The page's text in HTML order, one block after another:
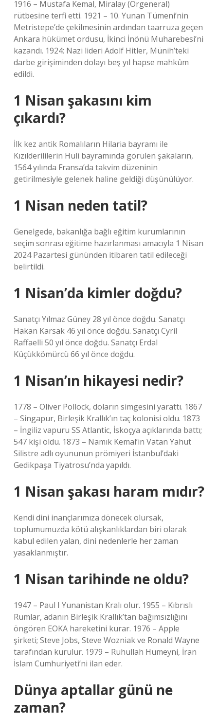
1916 – Mustafa Kemal, Miralay (Orgeneral)
rütbesine terfi etti. 1921 – 10. Yunan Tümeni’nin
Metristepe’de çekilmesinin ardından taarruza geçen
Ankara hükümet ordusu, İkinci İnönü Muharebesi’ni
kazandı. 1924: Nazi lideri Adolf Hitler, Münih’teki
darbe girişiminden dolayı beş yıl hapse mahkûm
edildi.
1 Nisan şakasını kim
çıkardı?
İlk kez antik Romalıların Hilaria bayramı ile
Kızılderililerin Huli bayramında görülen şakaların,
1564 yılında Fransa’da takvim düzeninin
getirilmesiyle gelenek haline geldiği düşünülüyor.
1 Nisan neden tatil?
Genelgede, bakanlığa bağlı eğitim kurumlarının
seçim sonrası eğitime hazırlanması amacıyla 1 Nisan
2024 Pazartesi gününden itibaren tatil edileceği
belirtildi.
1 Nisan’da kimler doğdu?
Sanatçı Yılmaz Güney 28 yıl önce doğdu. Sanatçı
Hakan Karsak 46 yıl önce doğdu. Sanatçı Cyril
Raffaelli 50 yıl önce doğdu. Sanatçı Erdal
Küçükkömürcü 66 yıl önce doğdu.
1 Nisan’ın hikayesi nedir?
1778 – Oliver Pollock, doların simgesini yarattı. 1867
– Singapur, Birleşik Krallık’ın taç kolonisi oldu. 1873
– İngiliz vapuru SS Atlantic, İskoçya açıklarında battı;
547 kişi öldü. 1873 – Namık Kemal’in Vatan Yahut
Silistre adlı oyununun prömiyeri İstanbul’daki
Gedikpaşa Tiyatrosu’nda yapıldı.
1 Nisan şakası haram mıdır?
Kendi dini inançlarımıza dönecek olursak,
toplumumuzda kötü alışkanlıklardan biri olarak
kabul edilen yalan, dini nedenlerle her zaman
yasaklanmıştır.
1 Nisan tarihinde ne oldu?
1947 – Paul I Yunanistan Kralı olur. 1955 – Kıbrıslı
Rumlar, adanın Birleşik Krallık’tan bağımsızlığını
öngören EOKA hareketini kurar. 1976 – Apple
şirketi; Steve Jobs, Steve Wozniak ve Ronald Wayne
tarafından kurulur. 1979 – Ruhullah Humeyni, İran
İslam Cumhuriyeti’ni ilan eder.
Dünya aptallar günü ne
zaman?